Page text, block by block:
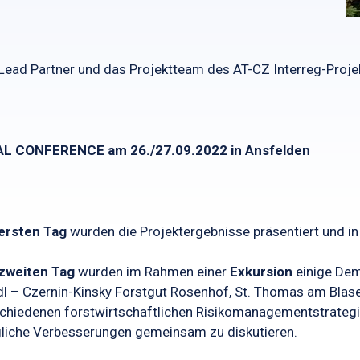
Partner und das Projektteam des AT-CZ Interreg-
CONFERENCE am 26./27.09.2022 in Ansfelden
Tag wurden die Projektergebnisse präsentiert und
Tag wurden im Rahmen einer Exkursion einige
– Czernin-Kinsky Forstgut Rosenhof, St. Thomas am
forstwirtschaftlichen
Verbesserungen gemeinsam zu diskutieren.